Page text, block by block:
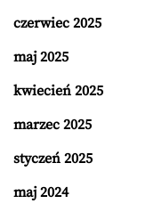
czerwiec 2025
maj 2025
kwiecień 2025
marzec 2025
styczeń 2025
maj 2024